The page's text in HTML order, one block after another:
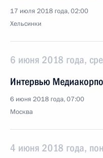
17 июля 2018 года, 02:00
Хельсинки
6 июня 2018 года,
Интервью
6 июня 2018 года, 07:00
Москва
4 июня 2018 года,